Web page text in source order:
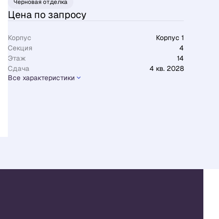
Черновая отделка
Цена по запросу
Корпус
Корпус 1
Секция
4
Этаж
14
Сдача
4 кв. 2028
Все характеристики